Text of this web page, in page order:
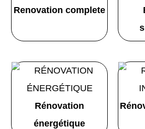
Renovation complete
Rénovation
énergétique